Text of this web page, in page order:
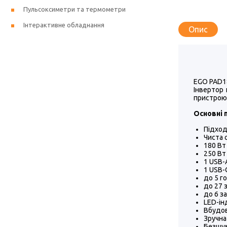
Опис
EGO
Інвертор
пристрою
Основні
Чиста
180 Вт
250 Вт
1
1
до 5
до 27
до 6
LED-
Пульсоксиметри та термометри
Інтерактивне обладнання